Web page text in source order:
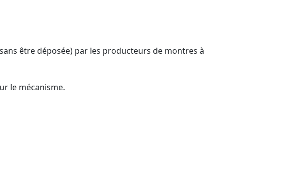
être déposée) par les producteurs de montres à
le mécanisme.